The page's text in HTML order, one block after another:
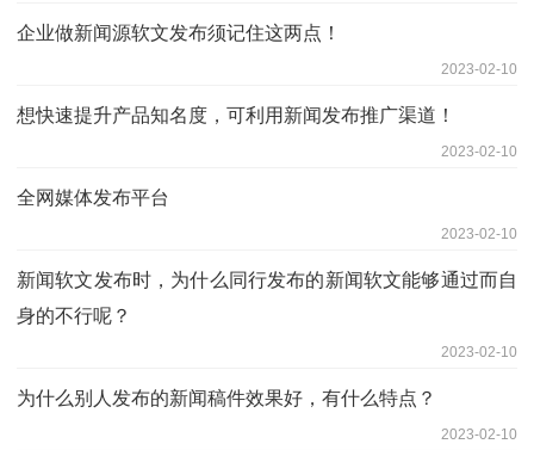
企业做新闻源软文发布须记住这两点！
2023-02-10
想快速提升产品知名度，可利用新闻发布推广渠道！
2023-02-10
全网媒体发布平台
2023-02-10
新闻软文发布时，为什么同行发布的新闻软文能够通过而自
身的不行呢？
2023-02-10
为什么别人发布的新闻稿件效果好，有什么特点？
2023-02-10